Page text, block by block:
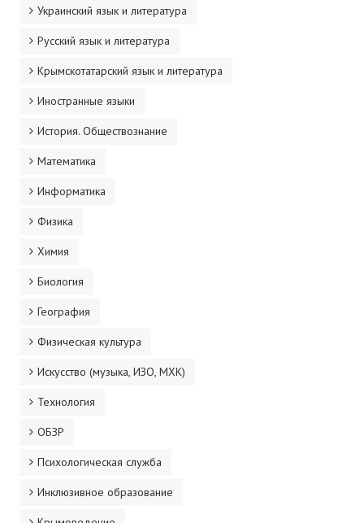
Украинский язык и литература
Русский язык и литература
Крымскотатарский язык и литература
Иностранные языки
История. Обществознание
Математика
Информатика
Физика
Химия
Биология
География
Физическая культура
Искусство (музыка, ИЗО, МХК)
Технология
ОБЗР
Психологическая служба
Инклюзивное образование